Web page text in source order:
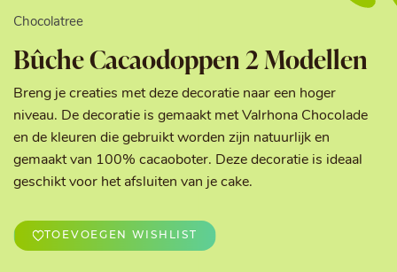
Chocolatree
Bûche Cacaodoppen 2 Modellen
Breng je creaties met deze decoratie naar een hoger
niveau. De decoratie is gemaakt met Valrhona Chocolade
en de kleuren die gebruikt worden zijn natuurlijk en
gemaakt van 100% cacaoboter. Deze decoratie is ideaal
geschikt voor het afsluiten van je cake.
TOEVOEGEN WISHLIST